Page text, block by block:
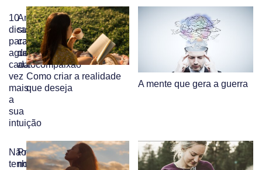
10
dicas
para
aguçar
cada
vez
mais
a
sua
intuição
Amplie
sua
capacidade
de
autocompaixão
Como criar a realidade
que deseja
A mente que gera a guerra
Não
tenha
Precisamos
nos